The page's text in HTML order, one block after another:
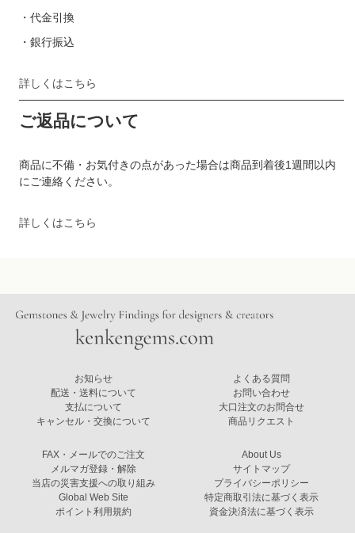
・代金引換
・銀行振込
詳しくはこちら
ご返品について
商品に不備・お気付きの点があった場合は商品到着後1週間以内
にご連絡ください。
詳しくはこちら
お知らせ
配送・送料について
支払について
キャンセル・交換について
よくある質問
お問い合わせ
大口注文のお問合せ
商品リクエスト
FAX・メールでのご注文
メルマガ登録・解除
当店の災害支援への取り組み
Global Web Site
ポイント利用規約
About Us
サイトマップ
プライバシーポリシー
特定商取引法に基づく表示
資金決済法に基づく表示